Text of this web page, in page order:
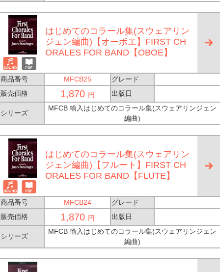
はじめてのコラール集(スウェアリン
ジェン編曲)【オーボエ】FIRST CH
ORALES FOR BAND【OBOE】
商品番号 MFCB25
グレード
販売価格
1,870 円 出版日
シリーズ
MFCB 輸入はじめてのコラール集(スウェアリンジェン
編曲)
はじめてのコラール集(スウェアリン
ジェン編曲)【フルート】FIRST CH
ORALES FOR BAND【FLUTE】
商品番号 MFCB24
グレード
販売価格
1,870 円 出版日
シリーズ
MFCB 輸入はじめてのコラール集(スウェアリンジェン
編曲)